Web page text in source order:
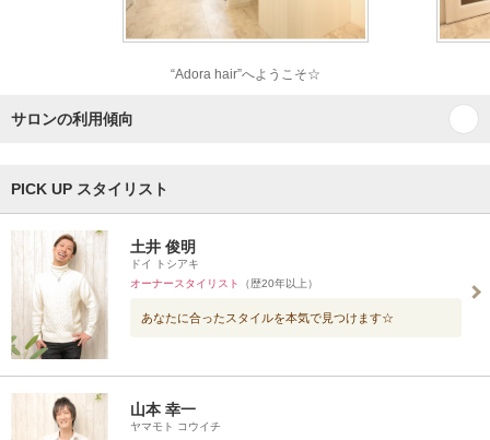
“Adora hair”へようこそ☆
サロンの利用傾向
PICK UP スタイリスト
土井 俊明
ドイ トシアキ
オーナースタイリスト
（歴20年以上）
あなたに合ったスタイルを本気で見つけます☆
山本 幸一
ヤマモト コウイチ